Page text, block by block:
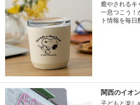
癒やされるキ
一息つこう！
ト情報を毎日
関西のイオ